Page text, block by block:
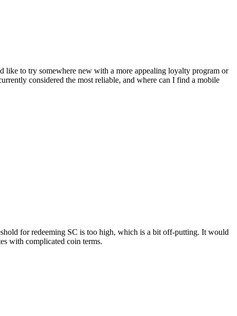
like to try somewhere new with a more appealing loyalty program or
considered the most reliable, and where can I find a mobile
for redeeming SC is too high, which is a bit off-putting. It would
with complicated coin terms.